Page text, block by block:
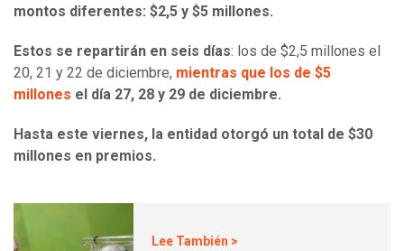
montos diferentes: $2,5 y $5 millones.
Estos se repartirán en seis días: los de $2,5 millones el
20, 21 y 22 de diciembre, mientras que los de $5
millones el día 27, 28 y 29 de diciembre.
Hasta este viernes, la entidad otorgó un total de $30
millones en premios.
Lee También >